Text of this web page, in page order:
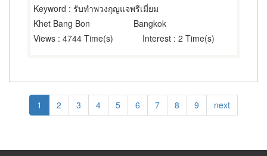
Keyword : รับทำพวงกุญแจพรีเมี่ยม
Khet Bang Bon
Bangkok
Views : 4744 Time(s) Interest : 2 Time(s)
Pagination
Current
page
1 Page
2 Page
3 Page
4 Page
5 Page
6 Page
7 Page
8 Page
9
Next
page
next